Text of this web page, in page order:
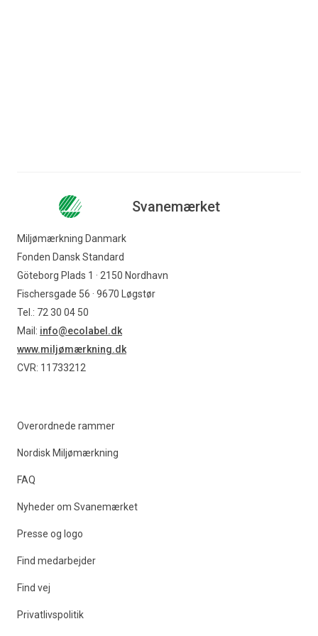
Offentlig indkøber
Svanemærket
Find produkter
Svanemærket
Miljømærkning Danmark
Fonden Dansk Standard
Göteborg Plads 1 · 2150 Nordhavn
Fischersgade 56 · 9670 Løgstør
Tel.: 72 30 04 50
Mail: info@ecolabel.dk
www.miljømærkning.dk
CVR: 11733212
Overordnede rammer
Nordisk Miljømærkning
FAQ
Nyheder om Svanemærket
Presse og logo
Find medarbejder
Find vej
Privatlivspolitik